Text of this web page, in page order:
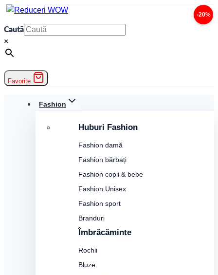
Skip
content
Caută
×
Favorite
Fashion
Huburi Fashion
Fashion damă
Fashion bărbați
Fashion copii & bebe
Fashion Unisex
Fashion sport
Branduri
Îmbrăcăminte
Rochii
Bluze
-20%